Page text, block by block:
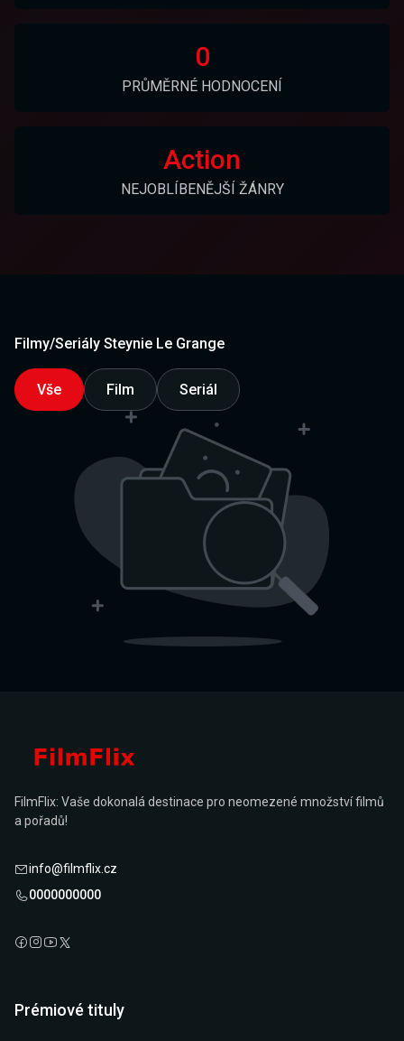
0
PRŮMĚRNÉ HODNOCENÍ
Action
NEJOBLÍBENĚJŠÍ ŽÁNRY
Filmy/Seriály Steynie Le Grange
Vše Film Seriál
FilmFlix: Vaše dokonalá destinace pro neomezené množství filmů
a pořadů!
info@filmflix.cz
0000000000
Prémiové tituly